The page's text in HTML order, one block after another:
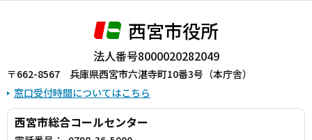
西宮市役所
法人番号8000020282049
〒662-8567 兵庫県西宮市六湛寺町10番3号（本庁舎）
窓口受付時間についてはこちら
西宮市総合コールセンター